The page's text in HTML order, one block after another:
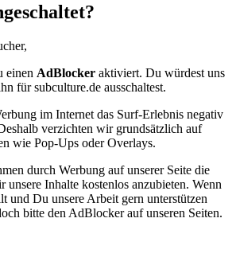
einen AdBlocker aktiviert. Du würdest uns
für subculture.de ausschaltest.
im Internet das Surf-Erlebnis negativ
verzichten wir grundsätzlich auf
wie Pop-Ups oder Overlays.
durch Werbung auf unserer Seite die
Inhalte kostenlos anzubieten. Wenn
und Du unsere Arbeit gern unterstützen
bitte den AdBlocker auf unseren Seiten.